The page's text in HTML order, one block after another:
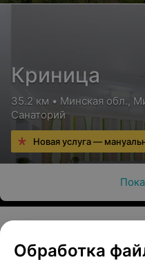
Криница
35.2 км • Минская обл.,
Санаторий
Новая услуга —
О проекте Новости
Обработка